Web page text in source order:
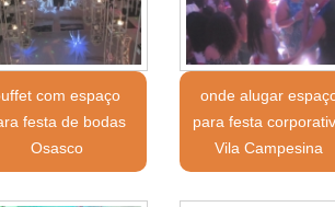
com espaço
festa de bodas
Osasco
onde alugar
para festa
Vila Campesina